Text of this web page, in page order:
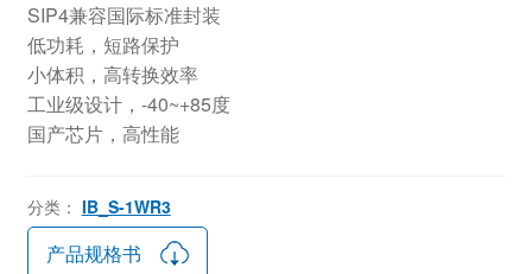
SIP4兼容国际标准封装
低功耗，短路保护
小体积，高转换效率
工业级设计，-40~+85度
国产芯片，高性能
分类： IB_S-1WR3
产品规格书